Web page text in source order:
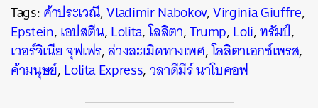
Tags:ค้าประเวณี,Vladimir Nabokov,Virginia Giuffre,
Epstein,เอปสตีน,Lolita,โลลิตา,Trump,Loli,ทรัมป์,
เวอร์จิเนีย จุฟเฟร,ล่วงละเมิดทางเพศ,โลลิตาเอกซ์เพรส,
ค้ามนุษย์,Lolita Express,วลาดีมีร์ นาโบคอฟ